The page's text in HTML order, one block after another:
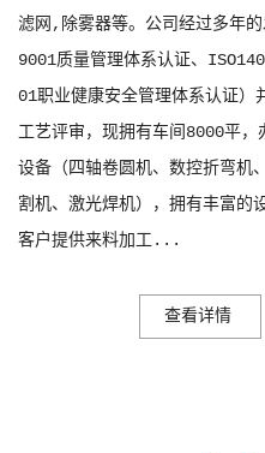
厦门脱硫湿电一体设备
滤网,除雾器等。公司经过多年
9001质量管理体系认证、
01职业健康安全管理体系认证）
工艺评审，现拥有车间8000平
设备（四轴卷圆机、数控折弯机
割机、激光焊机），拥有丰富的
客户提供来料加工...
查看详情